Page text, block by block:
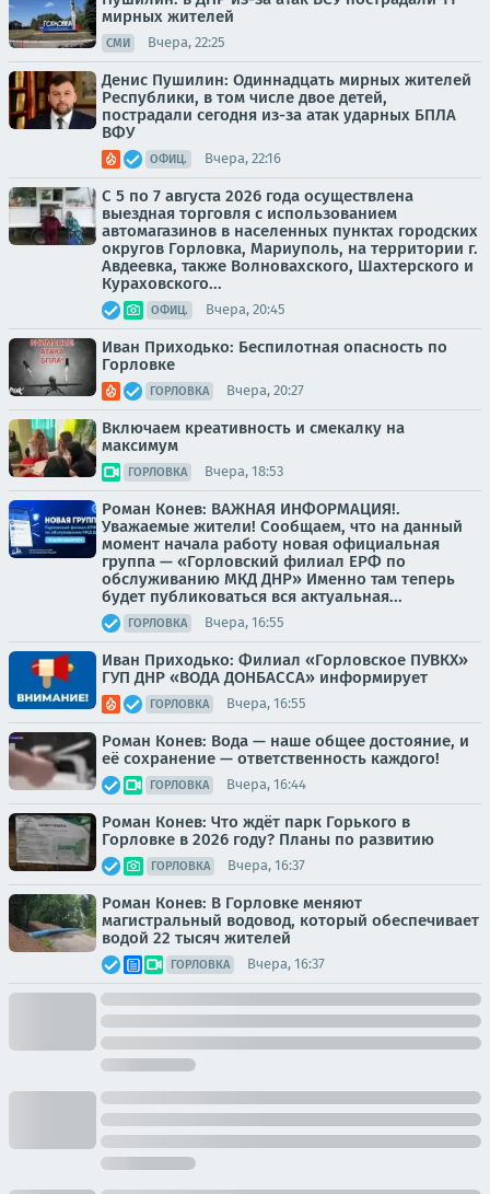
мирных жителей
СМИ Вчера, 22:25
Денис Пушилин: Одиннадцать мирных жителей
Республики, в том числе двое детей,
пострадали сегодня из-за атак ударных БПЛА
ВФУ
ОФИЦ. Вчера, 22:16
С 5 по 7 августа 2026 года осуществлена
выездная торговля с использованием
автомагазинов в населенных пунктах городских
округов Горловка, Мариуполь, на территории г.
Авдеевка, также Волновахского, Шахтерского и
Кураховского...
ОФИЦ. Вчера, 20:45
Иван Приходько: Беспилотная опасность по
Горловке
ГОРЛОВКА Вчера, 20:27
Включаем креативность и смекалку на
максимум
ГОРЛОВКА Вчера, 18:53
Роман Конев: ВАЖНАЯ ИНФОРМАЦИЯ!.
Уважаемые жители! Сообщаем, что на данный
момент начала работу новая официальная
группа — «Горловский филиал ЕРФ по
обслуживанию МКД ДНР» Именно там теперь
будет публиковаться вся актуальная...
ГОРЛОВКА Вчера, 16:55
Иван Приходько: Филиал «Горловское ПУВКХ»
ГУП ДНР «ВОДА ДОНБАССА» информирует
ГОРЛОВКА Вчера, 16:55
Роман Конев: Вода — наше общее достояние, и
её сохранение — ответственность каждого!
ГОРЛОВКА Вчера, 16:44
Роман Конев: Что ждёт парк Горького в
Горловке в 2026 году? Планы по развитию
ГОРЛОВКА Вчера, 16:37
Роман Конев: В Горловке меняют
магистральный водовод, который обеспечивает
водой 22 тысяч жителей
ГОРЛОВКА Вчера, 16:37